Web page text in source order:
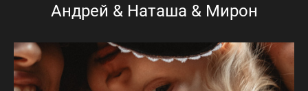
Андрей & Наташа & Мирон